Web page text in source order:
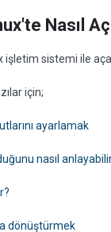
Nasıl
işletim sistemi ile
için;
ayarlamak
nasıl
dönüştürmek